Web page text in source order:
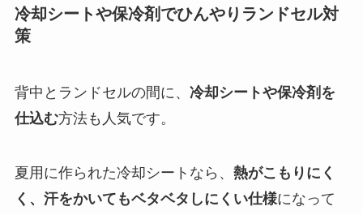
冷却シートや保冷剤でひんやりランドセル対
策
背中とランドセルの間に、 冷却シートや保冷剤を
仕込む方法も人気です。
夏用に作られた冷却シートなら、 熱がこもりにく
く、汗をかいてもベタベタしにくい仕様になって